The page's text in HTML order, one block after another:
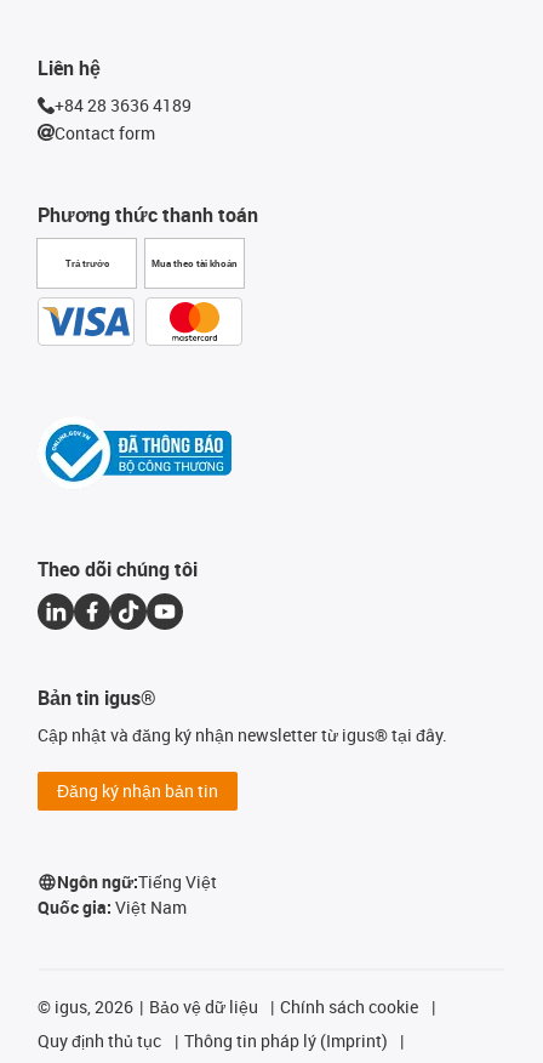
Phương thức thanh toán
Trả trước Mua theo tài khoản
Liên hệ
+84 28 3636 4189
Contact form
Theo dõi chúng tôi
Bản tin igus®
Cập nhật và đăng ký nhận newsletter từ igus® tại đây.
Đăng ký nhận bản tin
Ngôn ngữ:Tiếng Việt
Quốc gia: Việt Nam
© igus, 2026 Bảo vệ dữ liệu
Chính sách cookie
Quy định thủ tục
Thông tin pháp lý (Imprint)